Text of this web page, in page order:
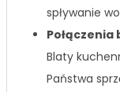
spływanie
Blaty
Państwa